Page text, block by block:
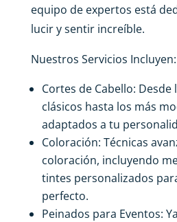
equipo de expertos está
lucir y sentir increíble.
Nuestros Servicios Incluyen:
Cortes de Cabello: Desde
clásicos hasta los más
adaptados a tu
Coloración: Técnicas
coloración, incluyendo
tintes personalizados
perfecto.
Peinados para Eventos: